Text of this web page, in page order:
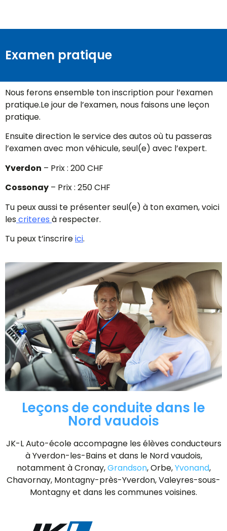
Examen pratique
Nous ferons ensemble ton inscription pour l’examen
pratique.Le jour de l’examen, nous faisons une leçon
pratique.
Ensuite direction le service des autos où tu passeras
l’examen avec mon véhicule, seul(e) avec l’expert.
Yverdon – Prix : 200 CHF
Cossonay – Prix : 250 CHF
Tu peux aussi te présenter seul(e) à ton examen, voici
lescriteres à respecter.
Tu peux t’inscrireici.
Leçons de conduite dans le
Nord vaudois
JK-L Auto-école accompagne les élèves conducteurs
à Yverdon-les-Bains et dans le Nord vaudois,
notamment à Cronay,Grandson, Orbe,Yvonand,
Chavornay, Montagny-près-Yverdon, Valeyres-sous-
Montagny et dans les communes voisines.